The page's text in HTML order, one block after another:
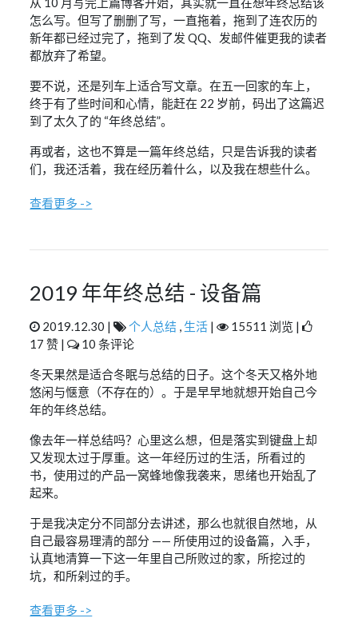
怎么写。但写了删删了写，一直拖着，拖到了连农历的
新年都已经过完了，拖到了发 QQ、发邮件催更我的读者
都放弃了希望。
要不说，还是列车上适合写文章。在五一回家的车上，
终于有了些时间和心情，能赶在 22 岁前，码出了这篇迟
到了太久了的 “年终总结”。
再或者，这也不算是一篇年终总结，只是告诉我的读者
们，我还活着，我在经历着什么，以及我在想些什么。
查看更多 ->
2019 年年终总结 - 设备篇
2019.12.30 | 个人总结 , 生活 |
15511 浏览 |
17 赞 |
10 条评论
冬天果然是适合冬眠与总结的日子。这个冬天又格外地
悠闲与惬意（不存在的）。于是早早地就想开始自己今
年的年终总结。
像去年一样总结吗？心里这么想，但是落实到键盘上却
又发现太过于厚重。这一年经历过的生活，所看过的
书，使用过的产品一窝蜂地像我袭来，思绪也开始乱了
起来。
于是我决定分不同部分去讲述，那么也就很自然地，从
自己最容易理清的部分 —— 所使用过的设备篇，入手，
认真地清算一下这一年里自己所败过的家，所挖过的
坑，和所剁过的手。
查看更多 ->